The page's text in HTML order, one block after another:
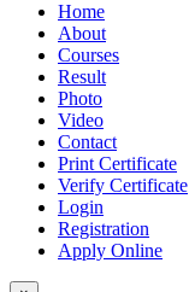
Home
About
Courses
Result
Photo
Video
Contact
Print Certificate
Verify Certificate
Login
Registration
Apply Online